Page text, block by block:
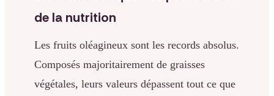
de la nutrition
Les fruits oléagineux sont les records absolus.
Composés majoritairement de graisses
végétales, leurs valeurs dépassent tout ce que